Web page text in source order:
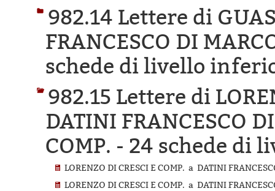
982.14 Lettere di
FRANCESCO DI
schede di livello
982.15 Lettere di
DATINI FRANCESCO
COMP. - 24 schede di
LORENZO DI CRESCI E COMP. a DATINI
LORENZO DI CRESCI E COMP. a DATINI